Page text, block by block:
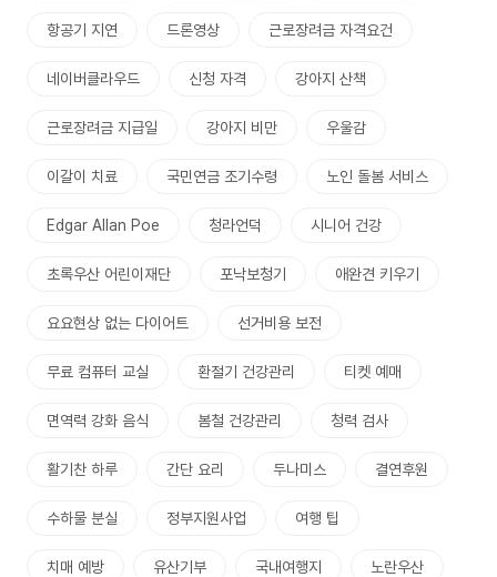
항공기 지연 드론영상 근로장려금 자격요건
네이버클라우드 신청 자격 강아지 산책
근로장려금 지급일 강아지 비만 우울감
이갈이 치료 국민연금 조기수령 노인 돌봄 서비스
Edgar Allan Poe 청라언덕 시니어 건강
초록우산 어린이재단 포낙보청기 애완견 키우기
요요현상 없는 다이어트 선거비용 보전
무료 컴퓨터 교실 환절기 건강관리 티켓 예매
면역력 강화 음식 봄철 건강관리 청력 검사
활기찬 하루 간단 요리 두나미스 결연후원
수하물 분실 정부지원사업 여행 팁
치매 예방 유산기부 국내여행지 노란우산